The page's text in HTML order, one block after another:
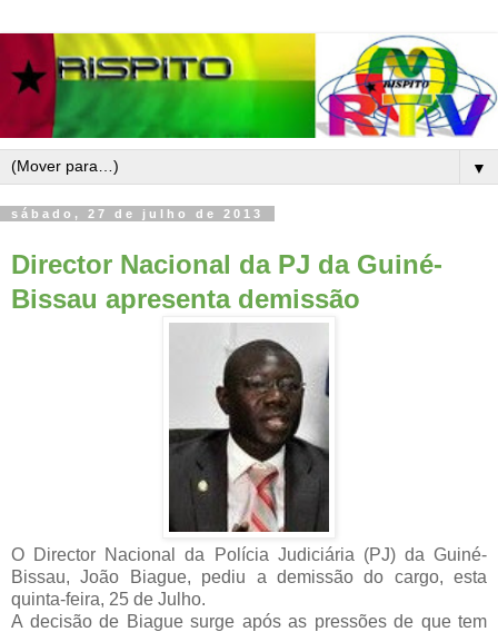
▼
sábado, 27 de julho de 2013
Director Nacional da PJ da Guiné-
Bissau apresenta demissão
O Director Nacional da Polícia Judiciária (PJ) da Guiné-
Bissau, João Biague, pediu a demissão do cargo, esta
quinta-feira, 25 de Julho.
A decisão de Biague surge após as pressões de que tem